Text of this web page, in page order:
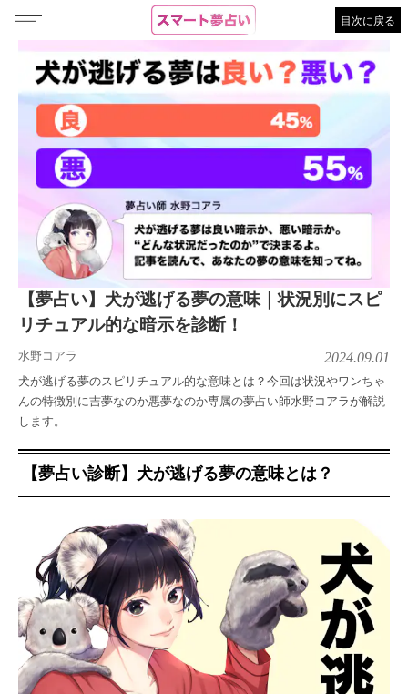
目次に戻る
【夢占い】犬が逃げる夢の意味｜状況別にスピ
リチュアル的な暗示を診断！
水野コアラ 2024.09.01
犬が逃げる夢のスピリチュアル的な意味とは？今回は状況やワンちゃ
んの特徴別に吉夢なのか悪夢なのか専属の夢占い師水野コアラが解説
します。
【夢占い診断】犬が逃げる夢の意味とは？